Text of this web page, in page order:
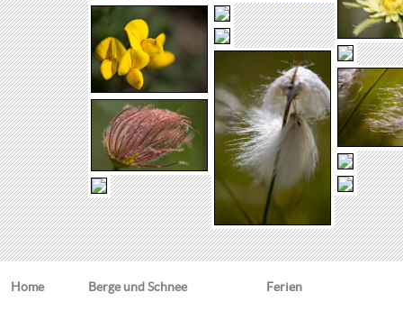
Home Berge und Schnee Ferien